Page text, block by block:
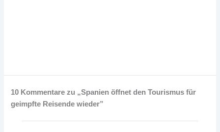
10 Kommentare zu „Spanien öffnet den Tourismus für
geimpfte Reisende wieder”